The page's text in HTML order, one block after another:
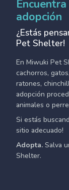
adopción
¿Estás
Pet Shelter!
En Miwuki Pet
cachorros,
ratones,
adopción
animales o
Si estás
sitio adecuado!
Adopta. Salva
Shelter.